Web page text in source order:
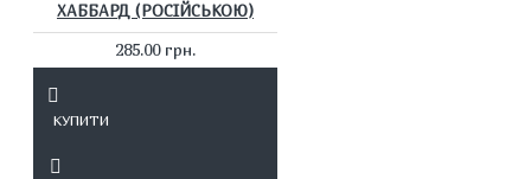
ХАББАРД (РОСІЙСЬКОЮ)
285.00 грн.
КУПИТИ